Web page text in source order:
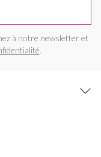
à notre newsletter et
.